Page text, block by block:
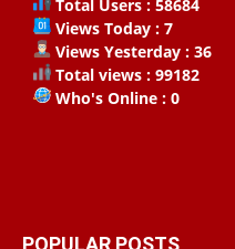
Total Users : 58684
Views Today : 7
Views Yesterday : 36
Total views : 99182
Who's Online : 0
POPULAR POSTS